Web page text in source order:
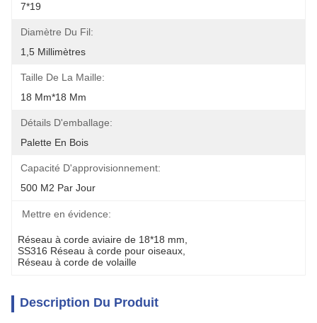
7*19
Diamètre Du Fil:
1,5 Millimètres
Taille De La Maille:
18 Mm*18 Mm
Détails D'emballage:
Palette En Bois
Capacité D'approvisionnement:
500 M2 Par Jour
Mettre en évidence:
Réseau à corde aviaire de 18*18 mm
SS316 Réseau à corde pour oiseaux
Réseau à corde de volaille
Description Du Produit